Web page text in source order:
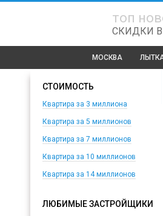
топ
СКИДКИ В
МОСКВА
СТОИМОСТЬ
Квартира за 3 миллиона
Квартира за 5 миллионов
Квартира за 7 миллионов
Квартира за 10 миллионов
Квартира за 14 миллионов
ЛЮБИМЫЕ ЗАСТРОЙЩИКИ